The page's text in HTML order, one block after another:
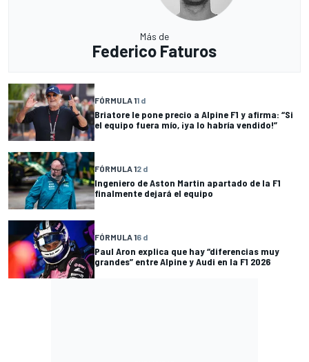
Más de
Federico Faturos
FÓRMULA 11 d
Briatore le pone precio a Alpine F1 y afirma: “Si
el equipo fuera mío, ¡ya lo habría vendido!”
FÓRMULA 12 d
Ingeniero de Aston Martin apartado de la F1
finalmente dejará el equipo
FÓRMULA 16 d
Paul Aron explica que hay “diferencias muy
grandes” entre Alpine y Audi en la F1 2026